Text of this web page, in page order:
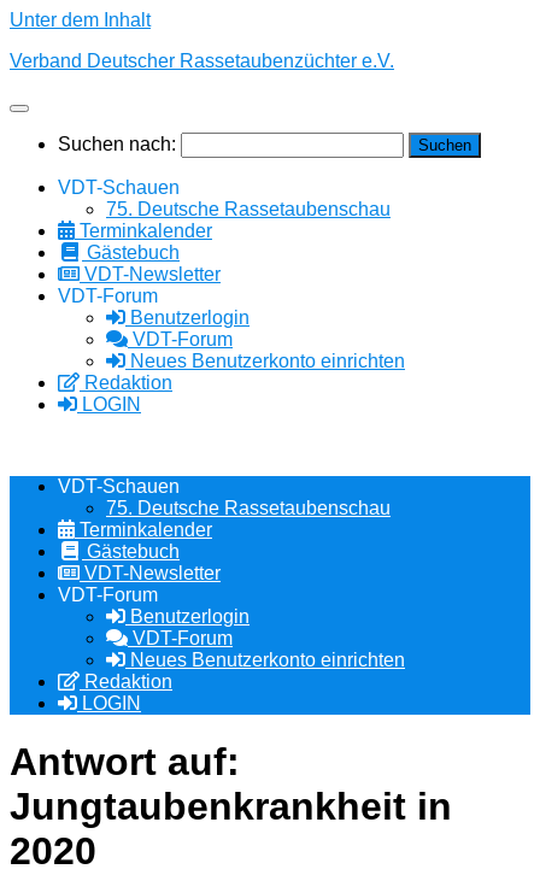
Unter dem Inhalt
Verband Deutscher Rassetaubenzüchter e.V.
Suchen nach:
VDT-Schauen
75. Deutsche Rassetaubenschau
Terminkalender
Gästebuch
VDT-Newsletter
VDT-Forum
Benutzerlogin
VDT-Forum
Neues Benutzerkonto einrichten
Redaktion
LOGIN
VDT-Schauen
75. Deutsche Rassetaubenschau
Terminkalender
Gästebuch
VDT-Newsletter
VDT-Forum
Benutzerlogin
VDT-Forum
Neues Benutzerkonto einrichten
Redaktion
LOGIN
Antwort auf:
Jungtaubenkrankheit in
2020